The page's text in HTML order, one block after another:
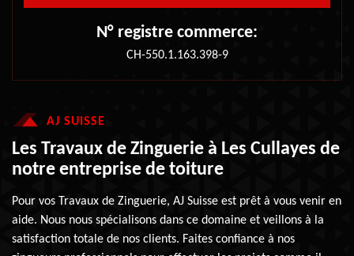
N° registre commerce:
CH-550.1.163.398-9
AJ SUISSE
Les Travaux de Zinguerie à Les Cullayes de
notre entreprise de toiture
Pour vos Travaux de Zinguerie, AJ Suisse est prêt à vous venir en
aide. Nous nous spécialisons dans ce domaine et veillons à la
satisfaction totale de nos clients. Faites confiance à nos